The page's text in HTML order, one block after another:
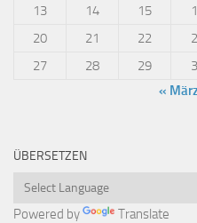
13
14 15
20
21 22
27
28 29
«
ÜBERSETZEN
Powered by Translate